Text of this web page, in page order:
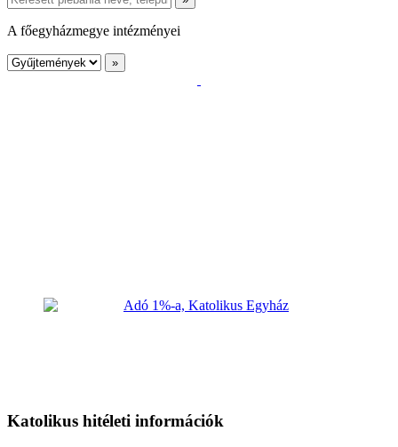
A főegyházmegye intézményei
Katolikus hitéleti információk